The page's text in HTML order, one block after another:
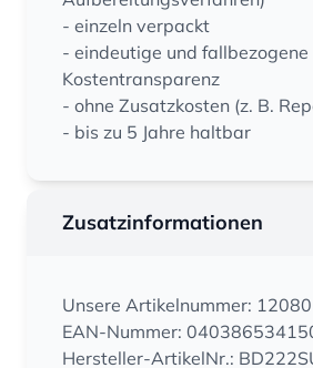
- einzeln verpackt
- eindeutige und fallbezogene
Kostentransparenz
- ohne Zusatzkosten (z. B.
- bis zu 5 Jahre haltbar
Zusatzinformationen
Unsere Artikelnummer:
EAN-Nummer:
Hersteller-ArtikelNr.: